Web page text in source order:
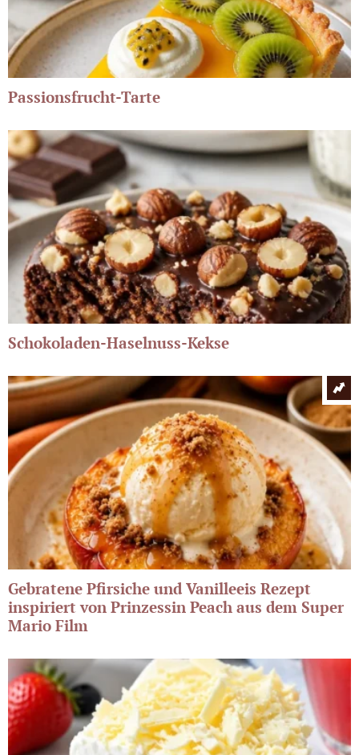
Passionsfrucht-Tarte
Schokoladen-Haselnuss-Kekse
Gebratene Pfirsiche und Vanilleeis Rezept
inspiriert von Prinzessin Peach aus dem Super
Mario Film